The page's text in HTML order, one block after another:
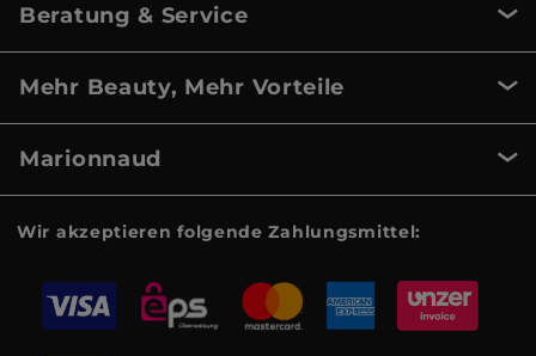
Beratung & Service
Mehr Beauty, Mehr Vorteile
Marionnaud
Wir akzeptieren folgende Zahlungsmittel: